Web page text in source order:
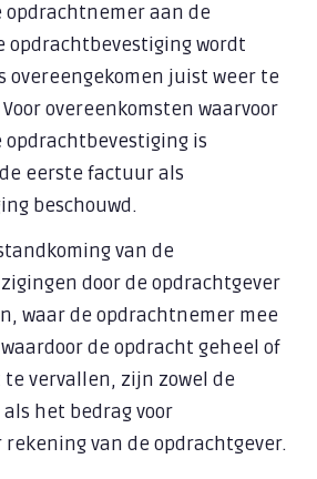
opdrachtnemer aan de
opdrachtbevestiging wordt
overeengekomen juist weer te
overeenkomsten waarvoor
is
eerste factuur als
beschouwd.
van de
door de opdrachtgever
waar de opdrachtnemer mee
de opdracht geheel of
vervallen, zijn zowel de
het bedrag voor
van de opdrachtgever.